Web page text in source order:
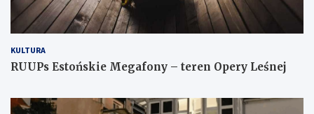
KULTURA
RUUPs Estońskie Megafony – teren Opery Leśnej